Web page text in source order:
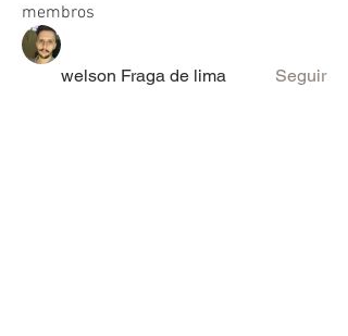
membros
welson Fraga de lima Seguir